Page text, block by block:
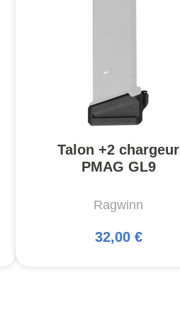
Talon +2 chargeur
PMAG GL9
Ragwinn
32,00 €